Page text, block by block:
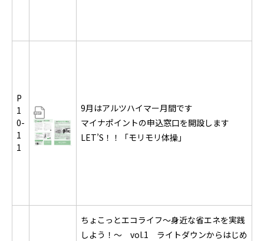
P
1
0-
1
1
9月はアルツハイマー月間です
マイナポイントの申込窓口を開設します
LET’S！！「モリモリ体操」
ちょこっとエコライフ～身近な省エネを実践
しよう！～ vol.1 ライトダウンからはじめ